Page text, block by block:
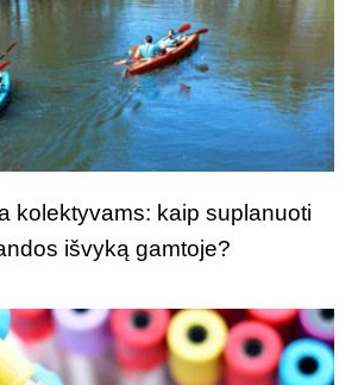
kolektyvams: kaip suplanuoti
išvyką gamtoje?